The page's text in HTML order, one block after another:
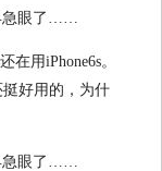
用iPhone6s。
好用的，为什